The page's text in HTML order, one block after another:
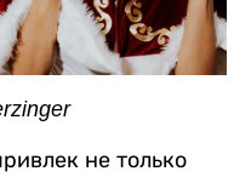
не только